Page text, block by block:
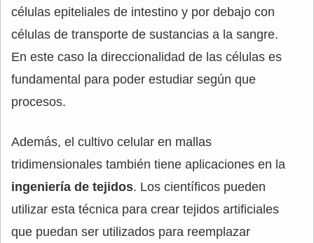
células epiteliales de intestino y por debajo con
células de transporte de sustancias a la sangre.
En este caso la direccionalidad de las células es
fundamental para poder estudiar según que
procesos.
Además, el cultivo celular en mallas
tridimensionales también tiene aplicaciones en la
ingeniería de tejidos. Los científicos pueden
utilizar esta técnica para crear tejidos artificiales
que puedan ser utilizados para reemplazar